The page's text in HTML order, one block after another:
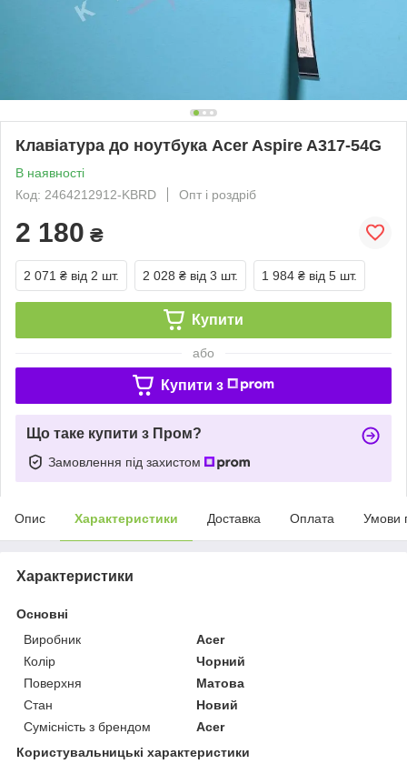
Клавіатура до ноутбука Acer Aspire A317-54G
В наявності
Код: 2464212912-KBRD
Опт і роздріб
2 180 ₴
2 071 ₴ від 2 шт. 2 028 ₴ від 3 шт. 1 984 ₴ від 5 шт.
Купити
або
Купити з
Що таке купити з Пром?
Замовлення під захистом
Опис Характеристики Доставка Оплата Умови
Характеристики
Основні
Виробник
Acer
Колір
Чорний
Поверхня
Матова
Стан
Новий
Сумісність з брендом
Acer
Користувальницькі характеристики